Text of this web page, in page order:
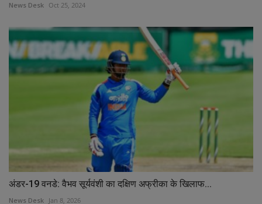
News Desk Oct 25, 2024
अंडर-19 वनडे: वैभव सूर्यवंशी का दक्षिण अफ्रीका के खिलाफ...
News Desk Jan 8, 2026